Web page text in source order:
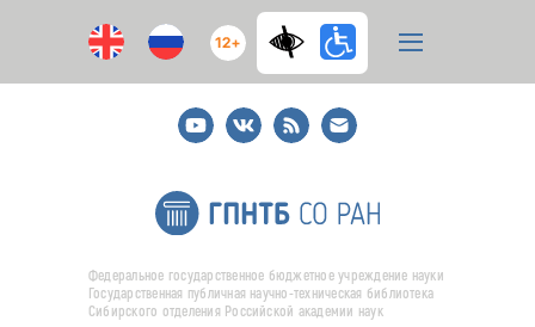
12+
YoutubeВКонтакте
RSS
E-
mail
подписка
Федеральное государственное бюджетное учреждение науки
Государственная публичная научно-техническая библиотека
Сибирского отделения Российской академии наук